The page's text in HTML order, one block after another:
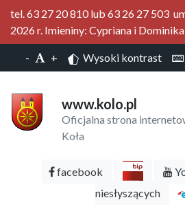
tel. 63 27 20 810 lub 63 26 27 503
2026 r. Imieniny: Cypriana i Dominika
- + Wysoki kontrast
www.kolo.pl
Oficjalna strona
Koła
facebook
niesłyszących